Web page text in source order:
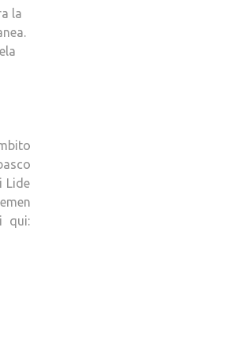
la
Lide
qui: